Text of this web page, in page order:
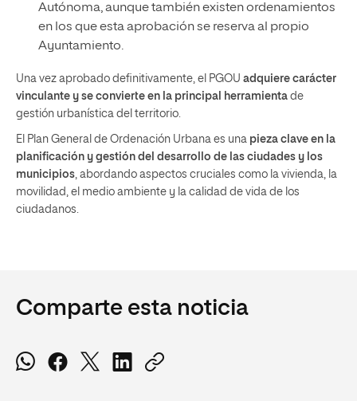
Autónoma, aunque también existen ordenamientos
en los que esta aprobación se reserva al propio
Ayuntamiento.
Una vez aprobado definitivamente, el PGOU adquiere carácter
vinculante y se convierte en la principal herramienta de
gestión urbanística del territorio.
El Plan General de Ordenación Urbana es una pieza clave en la
planificación y gestión del desarrollo de las ciudades y los
municipios , abordando aspectos cruciales como la vivienda, la
movilidad, el medio ambiente y la calidad de vida de los
ciudadanos.
Comparte esta noticia